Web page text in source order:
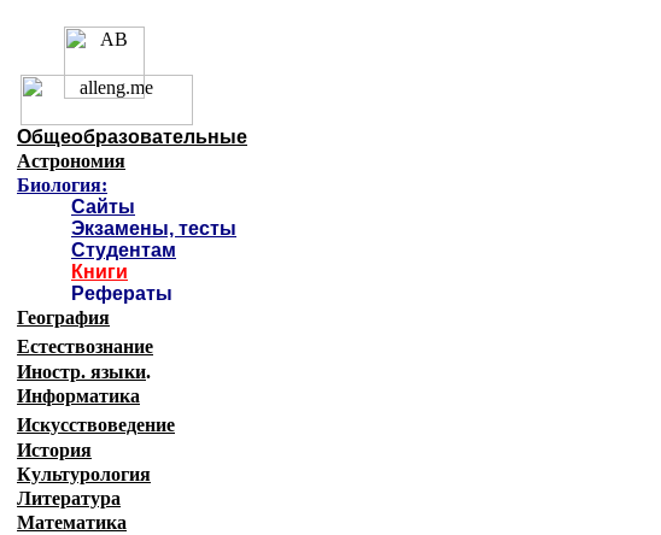
Общеобразовательные
Астрономия
Биология:
Сайты
Экзамены, тесты
Студентам
Книги
Рефераты
География
Естествознание
Иностр. языки.
Информатика
Искусствоведение
История
Культурология
Литература
Математика